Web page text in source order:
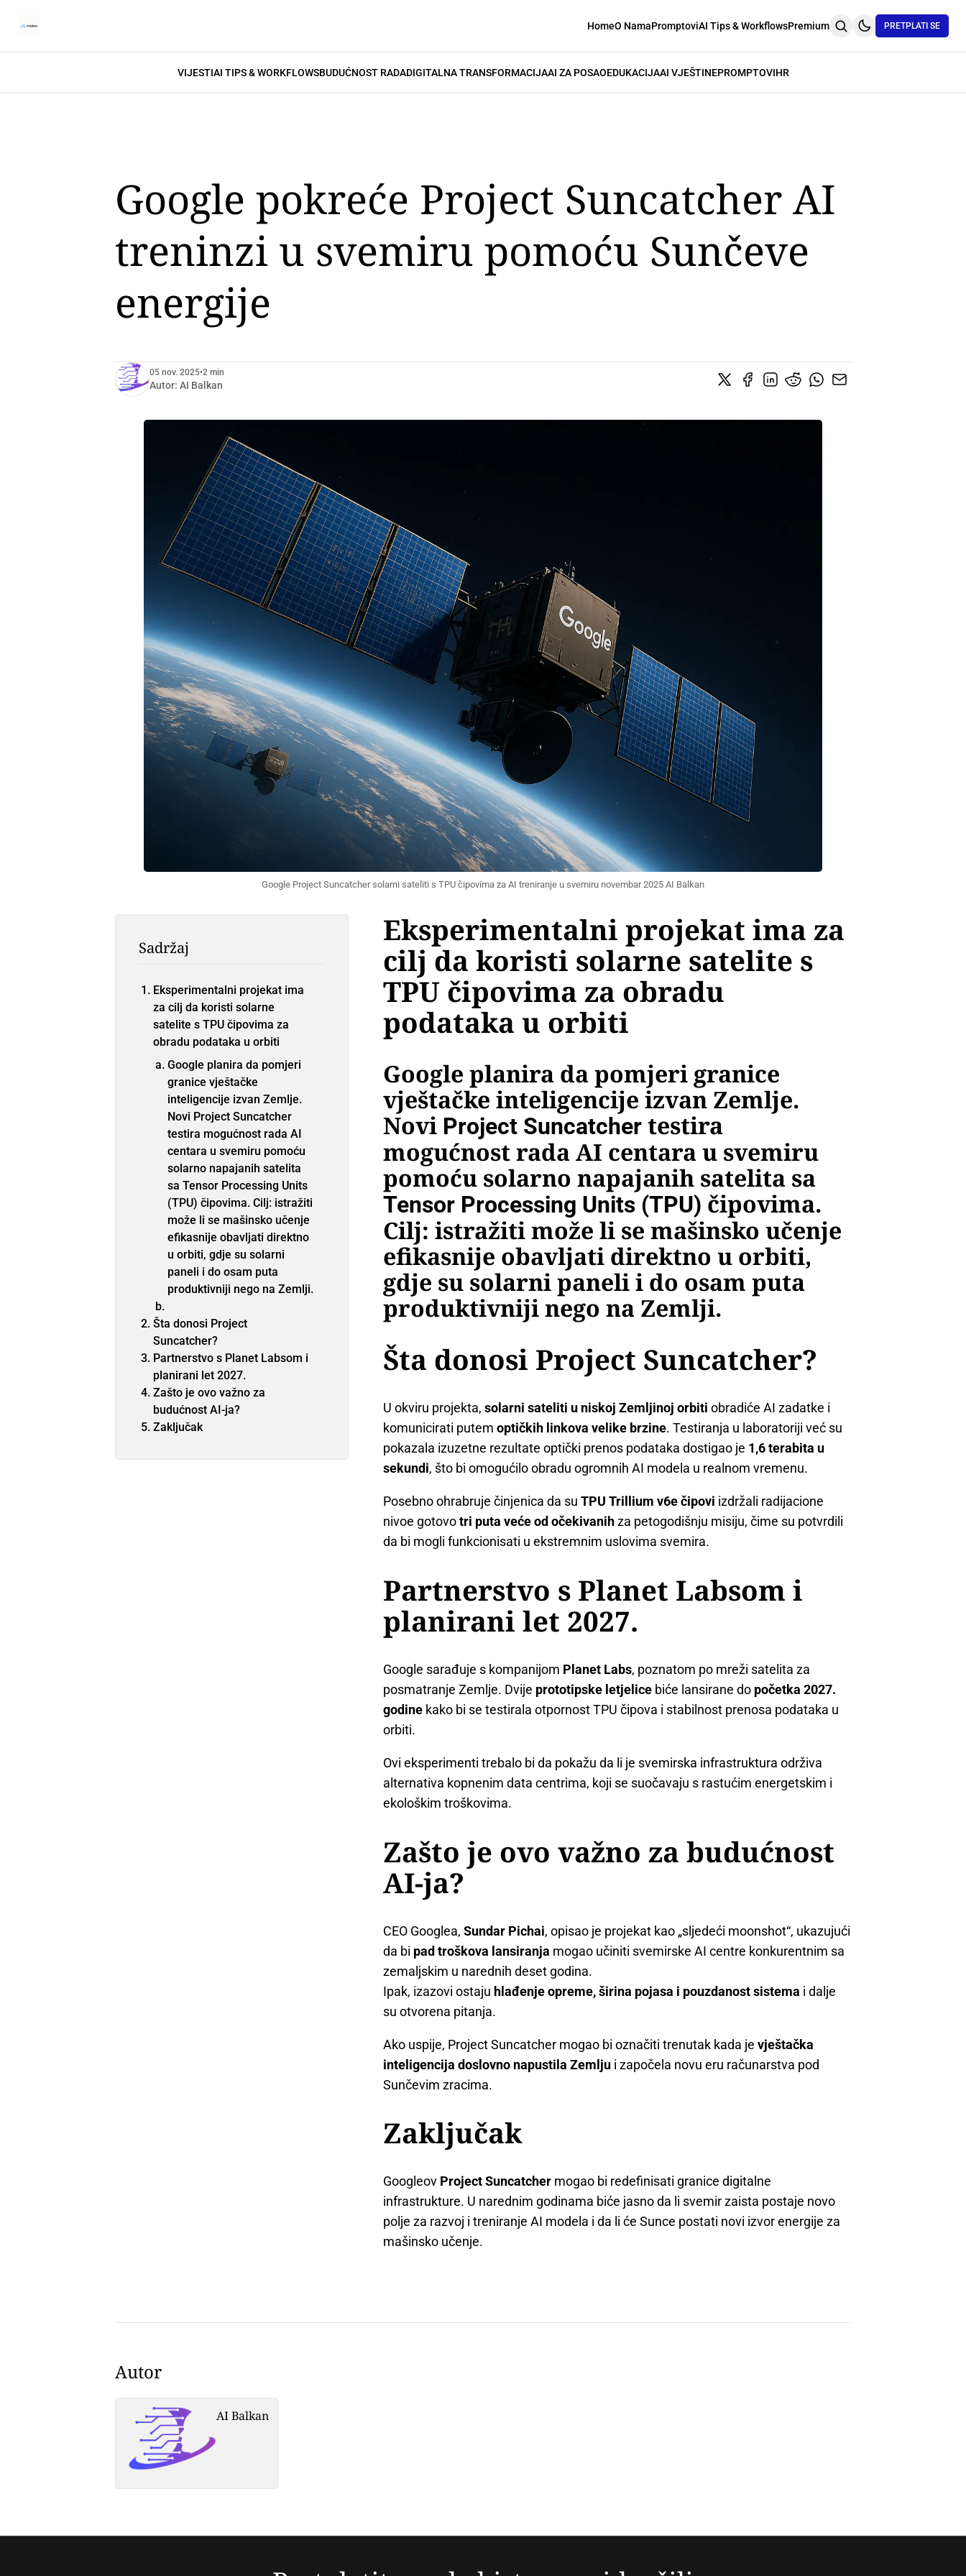
HomeO NamaPromptoviAI Tips & WorkflowsPremium PRETPLATI SE
VIJESTIAI TIPS & WORKFLOWSBUDUĆNOST RADADIGITALNA TRANSFORMACIJAAI ZA POSAOEDUKACIJAAI VJEŠTINEPROMPTOVIHR
Google pokreće Project Suncatcher AI
treninzi u svemiru pomoću Sunčeve
energije
05 nov. 2025•2 min
Autor: AI Balkan
Google Project Suncatcher solarni sateliti s TPU čipovima za AI treniranje u svemiru novembar 2025 AI Balkan
Sadržaj
Eksperimentalni projekat ima
za cilj da koristi solarne
satelite s TPU čipovima za
obradu podataka u orbiti
Google planira da pomjeri
granice vještačke
inteligencije izvan Zemlje.
Novi Project Suncatcher
testira mogućnost rada AI
centara u svemiru pomoću
solarno napajanih satelita
sa Tensor Processing Units
(TPU) čipovima. Cilj: istražiti
može li se mašinsko učenje
efikasnije obavljati direktno
u orbiti, gdje su solarni
paneli i do osam puta
produktivniji nego na Zemlji.
Šta donosi Project
Suncatcher?
Partnerstvo s Planet Labsom i
planirani let 2027.
Zašto je ovo važno za
budućnost AI-ja?
Zaključak
Eksperimentalni projekat ima za
cilj da koristi solarne satelite s
TPU čipovima za obradu
podataka u orbiti
Google planira da pomjeri granice
vještačke inteligencije izvan Zemlje.
Novi Project Suncatcher testira
mogućnost rada AI centara u svemiru
pomoću solarno napajanih satelita sa
Tensor Processing Units (TPU) čipovima.
Cilj: istražiti može li se mašinsko učenje
efikasnije obavljati direktno u orbiti,
gdje su solarni paneli i do osam puta
produktivniji nego na Zemlji.
Šta donosi Project Suncatcher?
U okviru projekta,solarni sateliti u niskoj Zemljinoj orbiti obradiće AI zadatke i
komunicirati putemoptičkih linkova velike brzine. Testiranja u laboratoriji već su
pokazala izuzetne rezultate optički prenos podataka dostigao je 1,6 terabita u
sekundi, što bi omogućilo obradu ogromnih AI modela u realnom vremenu.
Posebno ohrabruje činjenica da suTPU Trillium v6e čipovi izdržali radijacione
nivoe gotovotri puta veće od očekivanihza petogodišnju misiju, čime su potvrdili
da bi mogli funkcionisati u ekstremnim uslovima svemira.
Partnerstvo s Planet Labsom i
planirani let 2027.
Google sarađuje s kompanijom Planet Labs, poznatom po mreži satelita za
posmatranje Zemlje. Dvije prototipske letjelice biće lansirane do početka 2027.
godine kako bi se testirala otpornost TPU čipova i stabilnost prenosa podataka u
orbiti.
Ovi eksperimenti trebalo bi da pokažu da li je svemirska infrastruktura održiva
alternativa kopnenim data centrima, koji se suočavaju s rastućim energetskim i
ekološkim troškovima.
Zašto je ovo važno za budućnost
AI-ja?
CEO Googlea,Sundar Pichai, opisao je projekat kao „sljedeći moonshot“, ukazujući
da bi pad troškova lansiranja mogao učiniti svemirske AI centre konkurentnim sa
zemaljskim u narednih deset godina.
Ipak, izazovi ostaju hlađenje opreme, širina pojasa i pouzdanost sistema i dalje
su otvorena pitanja.
Ako uspije, Project Suncatcher mogao bi označiti trenutak kada jevještačka
inteligencija doslovno napustila Zemlju i započela novu eru računarstva pod
Sunčevim zracima.
Zaključak
Googleov Project Suncatcher mogao bi redefinisati granice digitalne
infrastrukture. U narednim godinama biće jasno da li svemir zaista postaje novo
polje za razvoj i treniranje AI modela i da li će Sunce postati novi izvor energije za
mašinsko učenje.
Autor
AI Balkan